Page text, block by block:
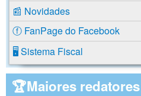
📰 Novidades
ⓕ FanPage do Facebook
🖥️ Sistema Fiscal
🏆Maiores redatores